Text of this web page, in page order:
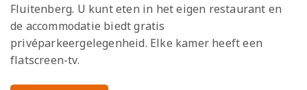
Fluitenberg. U kunt eten in het eigen restaurant en
de accommodatie biedt gratis
privéparkeergelegenheid. Elke kamer heeft een
flatscreen-tv.